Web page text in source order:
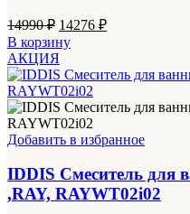
14990₽ Первоначальная
цена
составляла
14990 ₽.
14276 ₽Текущая
В корзину
АКЦИЯ
Добавить в избранное
IDDIS Смеситель для
,RAY, RAYWT02i02